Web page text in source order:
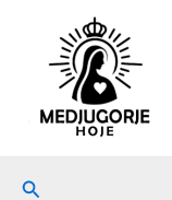
conteúdo
Pesquisar
navigation